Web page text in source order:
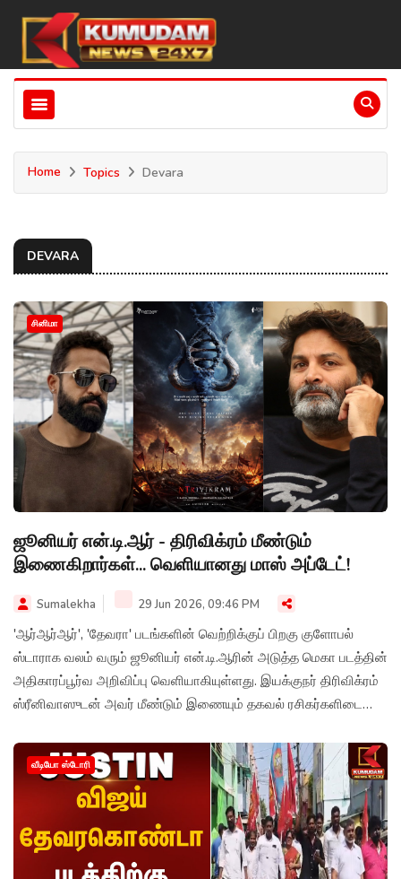
Home Topics Devara
DEVARA
சினிமா
ஜூனியர் என்.டி.ஆர் - திரிவிக்ரம் மீண்டும்
இணைகிறார்கள்... வெளியானது மாஸ் அப்டேட்!
Sumalekha 29 Jun 2026, 09:46 PM
'ஆர்ஆர்ஆர்', 'தேவரா' படங்களின் வெற்றிக்குப் பிறகு குளோபல்
ஸ்டாராக வலம் வரும் ஜூனியர் என்.டி.ஆரின் அடுத்த மெகா படத்தின்
அதிகாரப்பூர்வ அறிவிப்பு வெளியாகியுள்ளது. இயக்குநர் திரிவிக்ரம்
ஸ்ரீனிவாஸுடன் அவர் மீண்டும் இணையும் தகவல் ரசிகர்களிடையே
வீடியோ ஸ்டோரி